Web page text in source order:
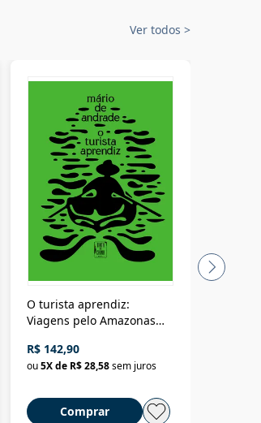
Ver todos >
O turista aprendiz:
Viagens pelo Amazonas
até a Bolívia e por Marajó
até dizer chega
R$ 142,90
ou5X de R$ 28,58sem juros
Comprar